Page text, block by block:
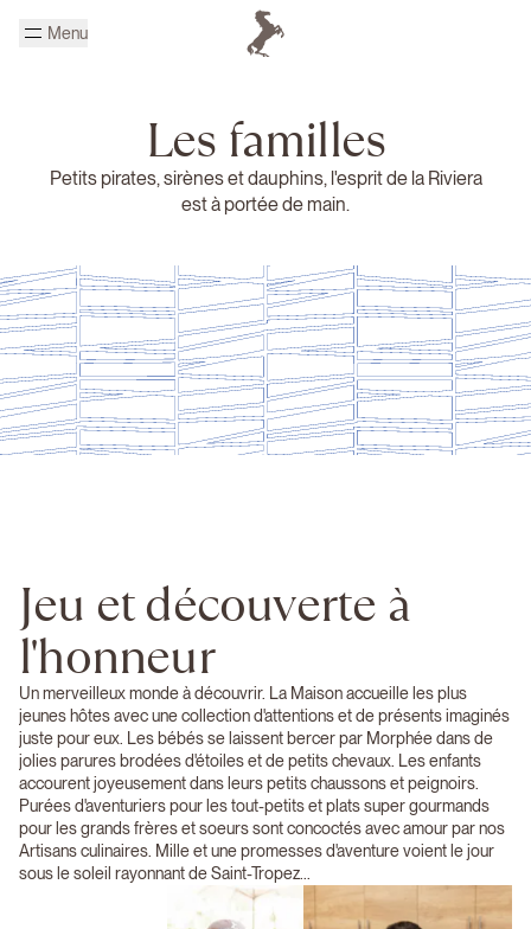
Menu
Les familles
Petits pirates, sirènes et dauphins, l'esprit de la Riviera
est à portée de main.
Jeu et découverte à
l'honneur
Un merveilleux monde à découvrir. La Maison accueille les plus
jeunes hôtes avec une collection d'attentions et de présents imaginés
juste pour eux. Les bébés se laissent bercer par Morphée dans de
jolies parures brodées d'étoiles et de petits chevaux. Les enfants
accourent joyeusement dans leurs petits chaussons et peignoirs.
Purées d'aventuriers pour les tout-petits et plats super gourmands
pour les grands frères et soeurs sont concoctés avec amour par nos
Artisans culinaires. Mille et une promesses d'aventure voient le jour
sous le soleil rayonnant de Saint-Tropez...